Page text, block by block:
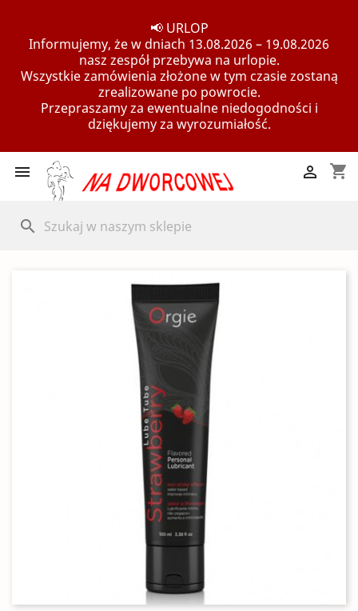
📢 URLOP
Informujemy, że w dniach 13.08.2026 – 19.08.2026
nasz zespół przebywa na urlopie.
Wszystkie zamówienia złożone w tym czasie zostaną
zrealizowane po powrocie.
Przepraszamy za ewentualne niedogodności i
dziękujemy za wyrozumiałość.
 shopping_cart

search